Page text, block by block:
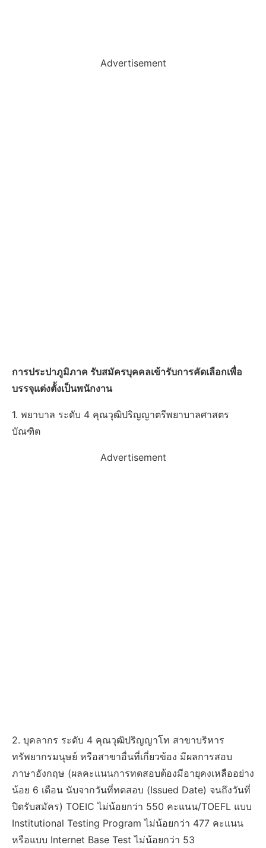
Advertisement
การประปาภูมิภาค รับสมัครบุคคลเข้ารับการคัดเลือกเพื่อ
บรรจุแต่งตั้งเป็นพนักงาน
1. พยาบาล ระดับ 4 คุณวุฒิปริญญาตรีพยาบาลศาสตร
บัณฑิต
Advertisement
2. บุคลากร ระดับ 4 คุณวุฒิปริญญาโท สาขาบริหาร
ทรัพยากรมนุษย์ หรือสาขาอื่นที่เกี่ยวข้อง มีผลการสอบ
ภาษาอังกฤษ (ผลคะแนนการทดสอบต้องมีอายุคงเหลืออย่าง
น้อย 6 เดือน นับจากวันที่ทดสอบ (Issued Date) จนถึงวันที่
ปิดรับสมัคร) TOEIC ไม่น้อยกว่า 550 คะแนน/TOEFL แบบ
Institutional Testing Program ไม่น้อยกว่า 477 คะแนน
หรือแบบ Internet Base Test ไม่น้อยกว่า 53